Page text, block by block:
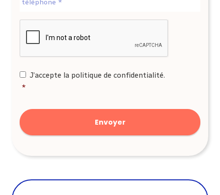
RGPD
J’accepte la politique de confidentialité.
*